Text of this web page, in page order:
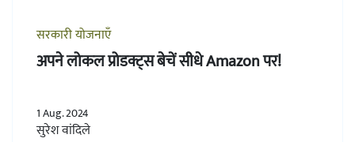
सरकारी योजनाएँ
अपने लोकल प्रोडक्ट्स बेचें सीधे Amazon पर!
1 Aug. 2024
सुरेश वांदिले